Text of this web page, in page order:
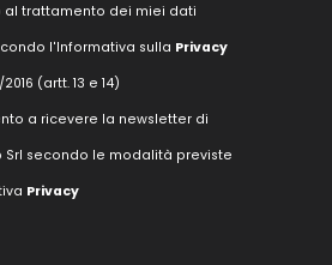
al trattamento dei miei dati
l'Informativa sulla Privacy
2016 (artt. 13 e 14)
a ricevere la newsletter di
Srl secondo le modalità previste
Privacy